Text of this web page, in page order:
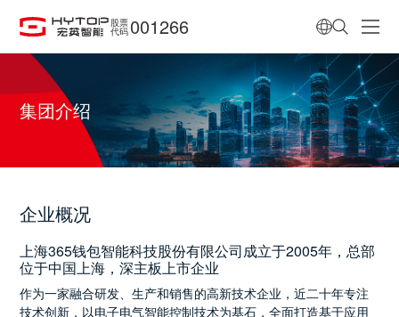
股票
代码 001266
集团介绍
企业概况
上海365钱包智能科技股份有限公司成立于2005年，总部
位于中国上海，深主板上市企业
作为一家融合研发、生产和销售的高新技术企业，近二十年专注
技术创新，以电子电气智能控制技术为基石，全面打造基于应用